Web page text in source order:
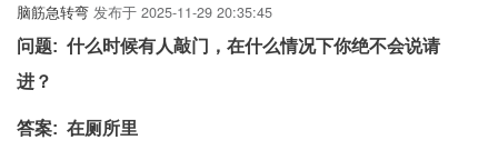
脑筋急转弯 发布于 2025-11-29 20:35:45
问题
什么时候有人敲门，在什么情况下你绝不会说请
进？
答案 在厕所里